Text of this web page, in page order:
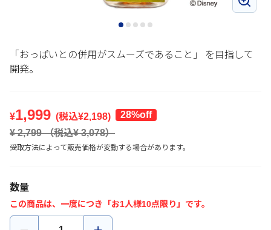
「おっぱいとの併用がスムーズであること」 を目指して
開発。
¥1,999 (税込¥2,198)
28%off
¥ 2,799（税込¥3,078）
受取方法によって販売価格が変動する場合があります。
数量
この商品は、一度につき「お1人様10点限り」です。